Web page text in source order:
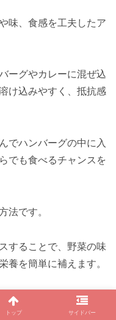
味、食感を工夫したア
ーグやカレーに混ぜ込
け込みやすく、抵抗感
でハンバーグの中に入
でも食べるチャンスを
法です。
することで、野菜の味
養を簡単に補えます。
ルーツと合わせて、ほ
を混ぜれば、見た目も
トップ サイドバー